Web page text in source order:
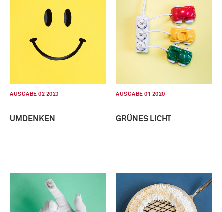
AUSGABE 02 2020
UMDENKEN
AUSGABE 01 2020
GRÜNES LICHT